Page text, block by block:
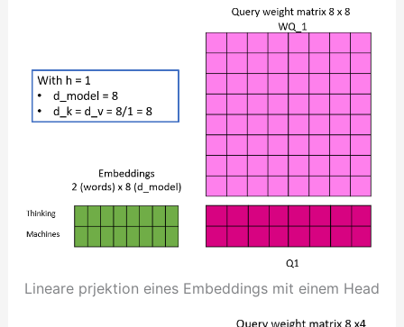
Lineare prjektion eines Embeddings mit einem Head